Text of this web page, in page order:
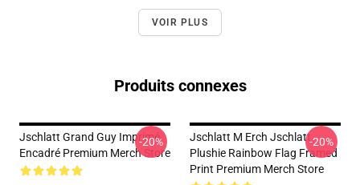
VOIR PLUS
Produits connexes
Jschlatt Grand Guy Imprimé
Encadré Premium Merch Store
-20%
Jschlatt M Erch Jschlatt
Plushie Rainbow Flag Framed
Print Premium Merch Store
-20%